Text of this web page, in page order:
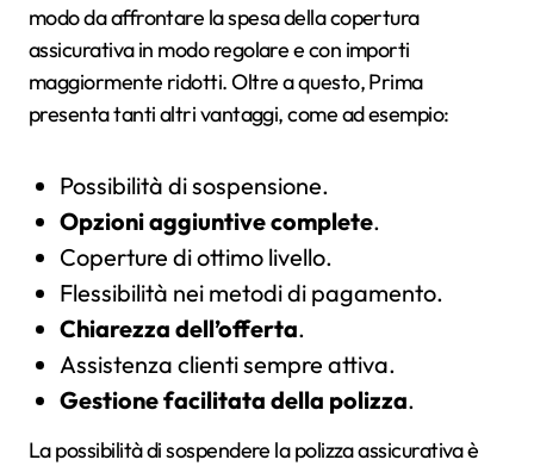
modo da affrontare la spesa della copertura
assicurativa in modo regolare e con importi
maggiormente ridotti. Oltre a questo, Prima
presenta tanti altri vantaggi, come ad esempio:
Possibilità di sospensione.
Opzioni aggiuntive complete.
Coperture di ottimo livello.
Flessibilità nei metodi di pagamento.
Chiarezza dell’offerta.
Assistenza clienti sempre attiva.
Gestione facilitata della polizza.
La possibilità di sospendere la polizza assicurativa è